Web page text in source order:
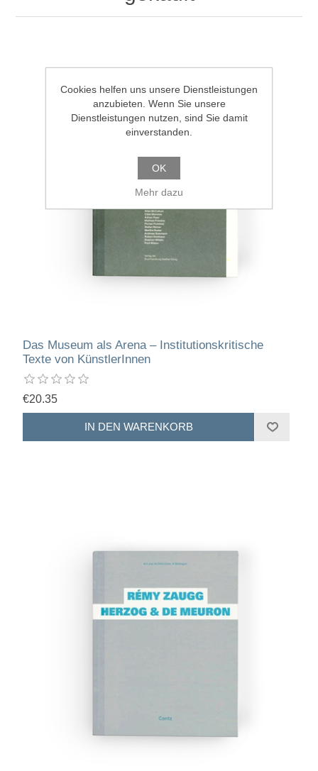
Das Museum als Arena – Institutionskritische
Texte von KünstlerInnen
€20.35
Cookies helfen uns unsere Dienstleistungen
anzubieten. Wenn Sie unsere
Dienstleistungen nutzen, sind Sie damit
einverstanden.
OK
Mehr dazu